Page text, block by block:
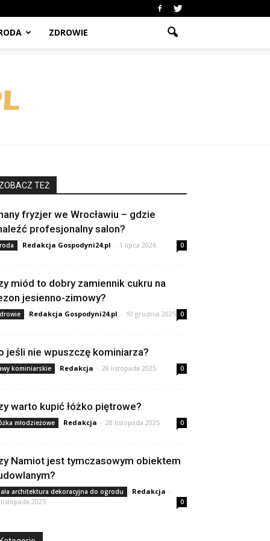
ZDROWIE
ZOBACZ TEŻ
fryzjer we Wrocławiu – gdzie
profesjonalny salon?
Redakcja Gospodyni24.pl - 1 lipca 2026 0
miód to dobry zamiennik cukru na
jesienno-zimowy?
Redakcja Gospodyni24.pl - 10 grudnia 2025 0
jeśli nie wpuszczę kominiarza?
kominiarskie Redakcja - 28 listopada 2025 0
warto kupić łóżko piętrowe?
młodzieżowe Redakcja - 28 listopada 2025 0
Namiot jest tymczasowym obiektem
architektura dekoracyjna do ogrodu Redakcja -
2025
0